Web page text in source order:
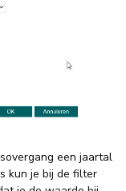
een jaartal
kun je bij de filter